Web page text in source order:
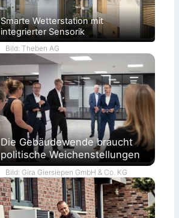
Smarte Wetterstation mit
integrierter Sensorik
Bild: Theben AG
Die Gebäudewende braucht
politische Weichenstellungen
Bild: Gira Giersiepen GmbH & Co. KG